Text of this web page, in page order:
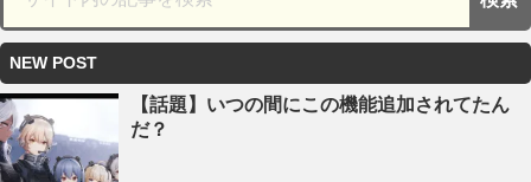
NEW POST
【話題】いつの間にこの機能追加されてたん
だ？